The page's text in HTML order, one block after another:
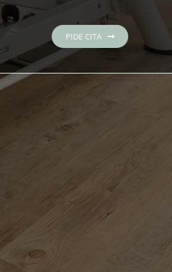
PIDE CITA